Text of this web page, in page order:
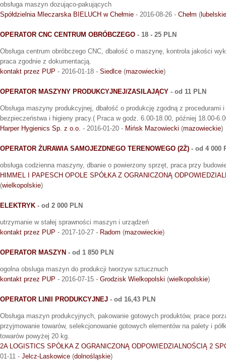
obsługa maszyn dozująco-pakujących
Spółdzielnia Mleczarska BIELUCH w Chełmie - 2016-08-26 - Chełm ( lubelskie
OPERATOR CNC CENTRUM OBRÓBCZEGO - 18 - 25 PLN
Obsługa centrum obróbczego CNC, dbałość o maszynę, kontrola jakości
praca zgodnie z dokumentacją.
kontakt przez PUP - 2016-01-18 - Siedlce (mazowieckie)
OPERATOR MASZYNY PRODUKCYJNEJ/ZASILAJĄCY - od 11 PLN
Obsługa maszyny produkcyjnej, dbałość o produkcję zgodną z procedurami
bezpieczeństwa i higieny pracy.( Praca w godz. 6.00-18.00, później 18.00-
Harper Hygienics Sp. z o.o. - 2016-01-20 - Mińsk Mazowiecki (mazowieckie)
OPERATOR ŻURAWIA SAMOJEZDNEGO TERENOWEGO (2Ż) - od 4 000
obsługa codzienna maszyny, dbanie o powierzony sprzęt, praca przy
HIMMEL I PAPESCH OPOLE SPÓŁKA Z OGRANICZONĄ
(wielkopolskie)
ELEKTRYK - od 2 000 PLN
utrzymanie w stałej sprawności maszyn i urządzeń
kontakt przez PUP - 2017-10-27 - Radom (mazowieckie)
OPERATOR MASZYN - od 1 850 PLN
ogolna obsluga maszyn do produkcji tworzyw sztucznuch
kontakt przez PUP - 2016-07-15 - Grodzisk Wielkopolski (wielkopolskie)
OPERATOR LINII PRODUKCYJNEJ - od 16,43 PLN
Obsługa maszyn produkcyjnych, pakowanie gotowych produktów, prace
przyjmowanie towarów, selekcjonowanie gotowych elementów na palety i
towarów powyżej 20 kg.
2A LOGISTICS SPÓŁKA Z OGRANICZONĄ ODPOWIEDZIALNOŚCIĄ 2
01-11 - Jelcz-Laskowice (dolnośląskie)